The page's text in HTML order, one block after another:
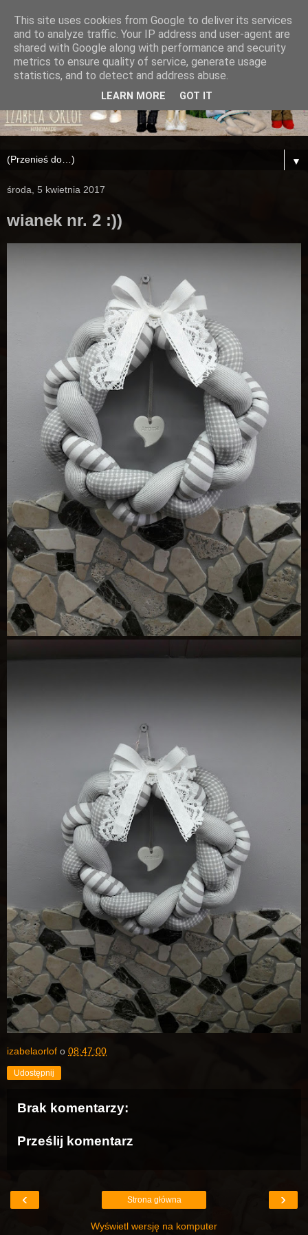
▼
środa, 5 kwietnia 2017
wianek nr. 2 :))
izabelaorlof o 08:47:00
Udostępnij
Brak komentarzy:
Prześlij komentarz
‹ ›
Strona główna
Wyświetl wersję na komputer
This site uses cookies from Google to deliver its services
and to analyze traffic. Your IP address and user-agent are
shared with Google along with performance and security
metrics to ensure quality of service, generate usage
statistics, and to detect and address abuse.
LEARN MORE GOT IT